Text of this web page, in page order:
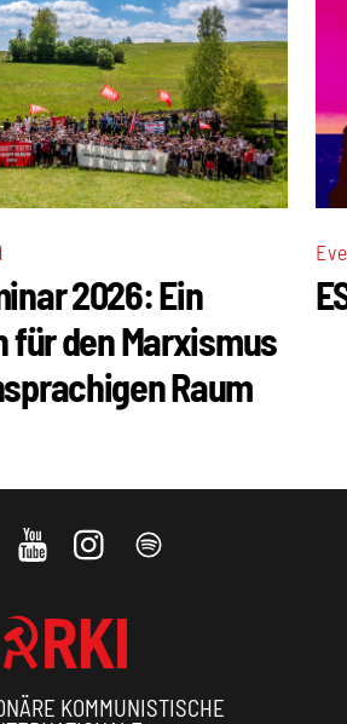
2026: Ein
für den Marxismus
Raum
KOMMUNISTISCHE